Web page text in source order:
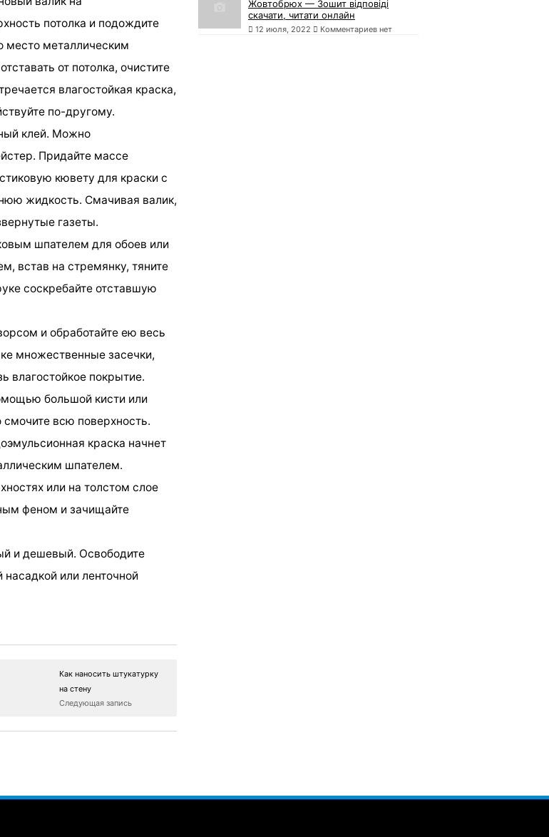
потолка и подождите
место металлическим
от потолка, очистите
влагостойкая краска,
по-другому.
клей. Можно
Придайте массе
кювету для краски с
жидкость. Смачивая валик,
газеты.
шпателем для обоев или
встав на стремянку, тяните
соскребайте отставшую
и обработайте ею весь
множественные засечки,
влагостойкое покрытие.
большой кисти или
всю поверхность.
краска начнет
шпателем.
или на толстом слое
феном и зачищайте
и дешевый. Освободите
или ленточной
Как наносить штукатурку
на стену
Следующая запись
Жовтобрюх — Зошит відповіді
скачати, читати онлайн
12 июля, 2022 Комментариев нет